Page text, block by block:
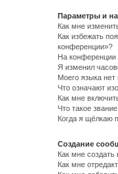
Параметры и
Как мне
Как избежать
конференции»?
На конференции
Я изменил
Моего языка нет
Что означают
Как мне
Что такое
Когда я щёлкаю
Создание
Как мне
Как мне